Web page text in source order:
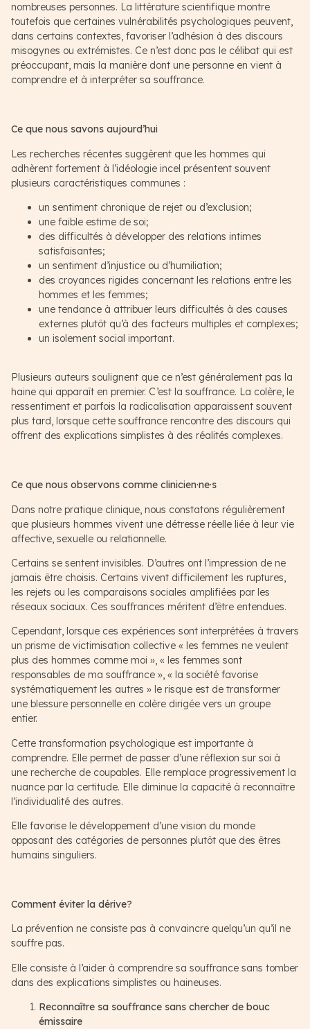
nombreuses personnes. La littérature scientifique montre
toutefois que certaines vulnérabilités psychologiques peuvent,
dans certains contextes, favoriser l’adhésion à des discours
misogynes ou extrémistes. Ce n’est donc pas le célibat qui est
préoccupant, mais la manière dont une personne en vient à
comprendre et à interpréter sa souffrance.
Ce que nous savons aujourd’hui
Les recherches récentes suggèrent que les hommes qui
adhèrent fortement à l’idéologie incel présentent souvent
plusieurs caractéristiques communes :
un sentiment chronique de rejet ou d’exclusion;
une faible estime de soi;
des difficultés à développer des relations intimes
satisfaisantes;
un sentiment d’injustice ou d’humiliation;
des croyances rigides concernant les relations entre les
hommes et les femmes;
une tendance à attribuer leurs difficultés à des causes
externes plutôt qu’à des facteurs multiples et complexes;
un isolement social important.
Plusieurs auteurs soulignent que ce n’est généralement pas la
haine qui apparaît en premier. C’est la souffrance. La colère, le
ressentiment et parfois la radicalisation apparaissent souvent
plus tard, lorsque cette souffrance rencontre des discours qui
offrent des explications simplistes à des réalités complexes.
Ce que nous observons comme clinicien·ne·s
Dans notre pratique clinique, nous constatons régulièrement
que plusieurs hommes vivent une détresse réelle liée à leur vie
affective, sexuelle ou relationnelle.
Certains se sentent invisibles. D’autres ont l’impression de ne
jamais être choisis. Certains vivent difficilement les ruptures,
les rejets ou les comparaisons sociales amplifiées par les
réseaux sociaux. Ces souffrances méritent d’être entendues.
Cependant, lorsque ces expériences sont interprétées à travers
un prisme de victimisation collective « les femmes ne veulent
plus des hommes comme moi », « les femmes sont
responsables de ma souffrance », « la société favorise
systématiquement les autres » le risque est de transformer
une blessure personnelle en colère dirigée vers un groupe
entier.
Cette transformation psychologique est importante à
comprendre. Elle permet de passer d’une réflexion sur soi à
une recherche de coupables. Elle remplace progressivement la
nuance par la certitude. Elle diminue la capacité à reconnaître
l’individualité des autres.
Elle favorise le développement d’une vision du monde
opposant des catégories de personnes plutôt que des êtres
humains singuliers.
Comment éviter la dérive?
La prévention ne consiste pas à convaincre quelqu’un qu’il ne
souffre pas.
Elle consiste à l’aider à comprendre sa souffrance sans tomber
dans des explications simplistes ou haineuses.
Reconnaître sa souffrance sans chercher de bouc
émissaire